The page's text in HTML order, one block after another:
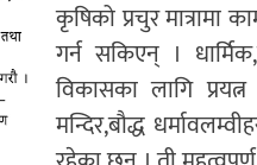
कृषिको प्रचुर
गर्न सकिएन् ।
विकासका लागि
मन्दिर,बौद्ध